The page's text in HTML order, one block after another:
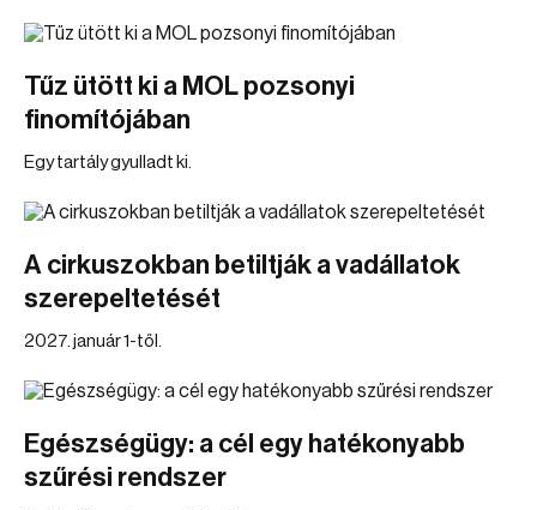
Tűz ütött ki a MOL pozsonyi
finomítójában
Egy tartály gyulladt ki.
A cirkuszokban betiltják a vadállatok
szerepeltetését
2027. január 1-től.
Egészségügy: a cél egy hatékonyabb
szűrési rendszer